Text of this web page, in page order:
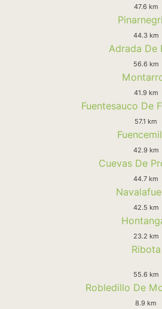
47.6 km
44.3 km
Adrada De
56.6 km
41.9 km
Fuentesauco De
57.1 km
42.9 km
Cuevas De
44.7 km
42.5 km
23.2 km
Ribota
55.6 km
Robledillo De
8.9 km